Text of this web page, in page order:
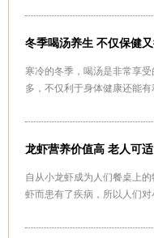
冬季喝汤养生 不仅保健
寒冷的冬季，喝汤是非常享
多，不仅利于身体健康还能
龙虾营养价值高 老人可
自从小龙虾成为人们餐桌上
虾而患有了疾病，所以人们